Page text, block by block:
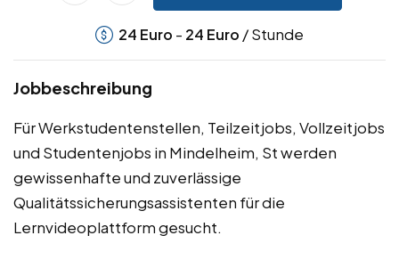
24 Euro - 24 Euro / Stunde
Jobbeschreibung
Für Werkstudentenstellen, Teilzeitjobs, Vollzeitjobs
und Studentenjobs in Mindelheim, St werden
gewissenhafte und zuverlässige
Qualitätssicherungsassistenten für die
Lernvideoplattform gesucht.